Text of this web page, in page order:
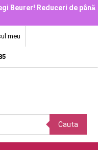
Beurer! Reduceri de până
meu
Cauta